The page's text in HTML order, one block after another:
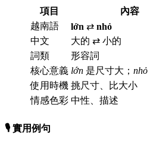
項目
內容
越南語
lớn ⇄ nhỏ
中文
大的 ⇄ 小的
詞類
形容詞
核心意義 lớn 是尺寸大； nhỏ
使用時機 挑尺寸、比大小
情感色彩 中性、描述
🎙️ 實用例句